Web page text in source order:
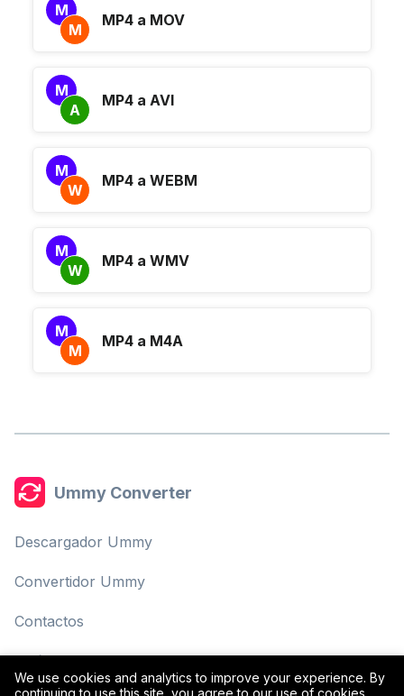
We use cookies and analytics to improve your experience. By
continuing to use this site, you agree to our use of cookies
M
M
MP4 a MOV
M
A
MP4 a AVI
M
W
MP4 a WEBM
M
W
MP4 a WMV
M
M
MP4 a M4A
Ummy Converter
Descargador Ummy
Convertidor Ummy
Contactos
Política de Privacidad